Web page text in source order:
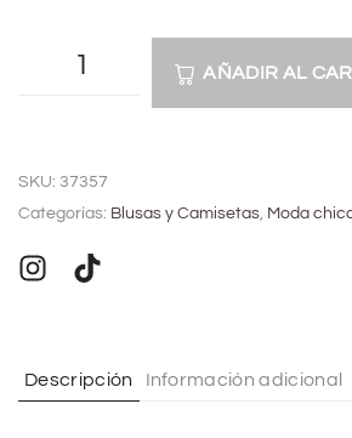
AÑADIR AL
t
e
r
i
SKU: 37357
Categorías: Blusas y Camisetas, Moda
Descripción Información adicional